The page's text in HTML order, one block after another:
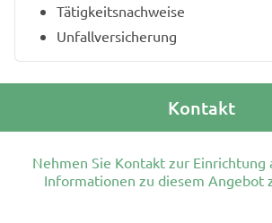
Tätigkeitsnachweise
Unfallversicherung
Kontakt
Nehmen Sie Kontakt zur Einrichtung
Informationen zu diesem Angebot